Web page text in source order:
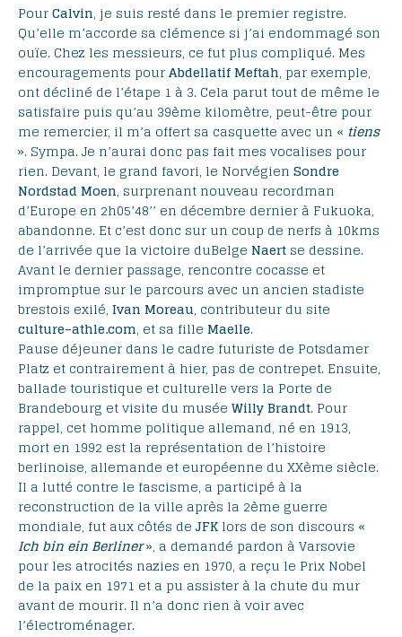
PourCalvin, je suis resté dans le premier registre.
Qu’elle m’accorde sa clémence si j’ai endommagé son
ouïe. Chez les messieurs, ce fut plus compliqué. Mes
encouragements pourAbdellatif Meftah, par exemple,
ont décliné de l’étape 1 à 3. Cela parut tout de même le
satisfaire puis qu’au 39ème kilomètre, peut-être pour
me remercier, il m’a offert sa casquette avec un « tiens
». Sympa. Je n’aurai donc pas fait mes vocalises pour
rien. Devant, le grand favori, le Norvégien Sondre
Nordstad Moen, surprenant nouveau recordman
d’Europe en 2h05’48’’ en décembre dernier à Fukuoka,
abandonne. Et c’est donc sur un coup de nerfs à 10kms
de l’arrivée que la victoire duBelge Naert se dessine.
Avant le dernier passage, rencontre cocasse et
impromptue sur le parcours avec un ancien stadiste
brestois exilé, Ivan Moreau, contributeur du site
culture–athle.com, et sa fille Maelle.
Pause déjeuner dans le cadre futuriste de Potsdamer
Platz et contrairement à hier, pas de contrepet. Ensuite,
ballade touristique et culturelle vers la Porte de
Brandebourg et visite du musée Willy Brandt. Pour
rappel, cet homme politique allemand, né en 1913,
mort en 1992 est la représentation de l’histoire
berlinoise, allemande et européenne du XXème siècle.
Il a lutté contre le fascisme, a participé à la
reconstruction de la ville après la 2ème guerre
mondiale, fut aux côtés de JFK lors de son discours «
Ich bin ein Berliner», a demandé pardon à Varsovie
pour les atrocités nazies en 1970, a reçu le Prix Nobel
de la paix en 1971 et a pu assister à la chute du mur
avant de mourir. Il n’a donc rien à voir avec
l’électroménager.